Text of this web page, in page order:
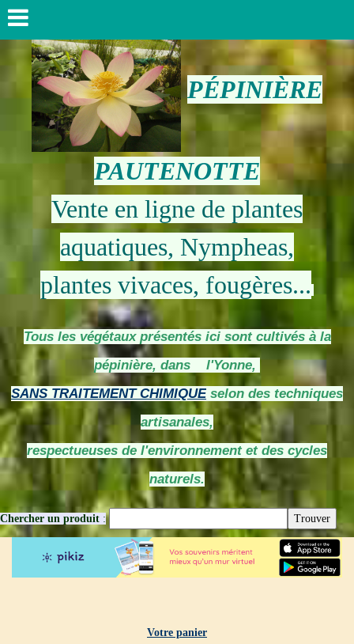
PÉPINIÈRE
PAUTENOTTE
Vente en ligne de plantes
aquatiques, Nympheas,
plantes vivaces, fougères...
Tous les végétaux présentés ici sont cultivés à la
pépinière, dans l'Yonne,
SANS TRAITEMENT CHIMIQUE selon des techniques
artisanales,
respectueuses de l'environnement et des cycles
naturels.
Chercher un produit :
Votre panier